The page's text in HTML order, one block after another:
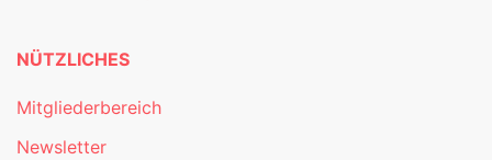
NÜTZLICHES
Mitgliederbereich
Newsletter